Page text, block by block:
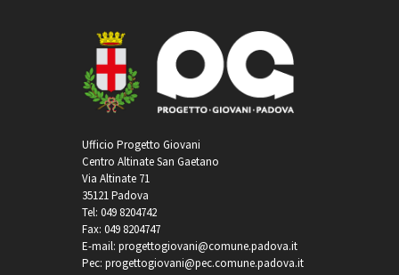
Ufficio Progetto Giovani
Centro Altinate San Gaetano
Via Altinate 71
35121 Padova
Tel: 049 8204742
Fax: 049 8204747
E-mail: progettogiovani@comune.padova.it
Pec: progettogiovani@pec.comune.padova.it